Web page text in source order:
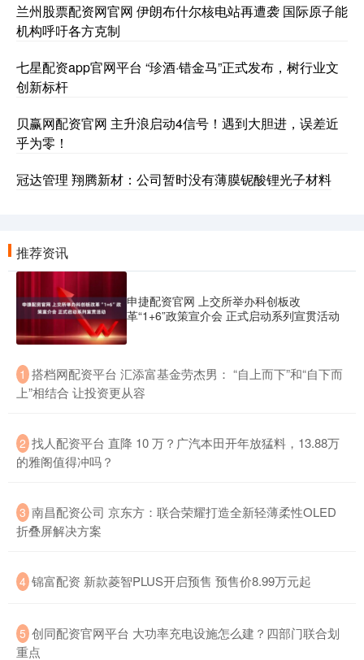
兰州股票配资网官网 伊朗布什尔核电站再遭袭 国际原子能
机构呼吁各方克制
七星配资app官网平台 “珍酒·错金马”正式发布，树行业文
创新标杆
贝赢网配资官网 主升浪启动4信号！遇到大胆进，误差近
乎为零！
冠达管理 翔腾新材：公司暂时没有薄膜铌酸锂光子材料
推荐资讯
申捷配资官网 上交所举办科创板改
革“1+6”政策宣介会 正式启动系列宣贯活动
1 ​搭档网配资平台 汇添富基金劳杰男： “自上而下”和“自下而
上”相结合 让投资更从容
2 ​找人配资平台 直降 10 万？广汽本田开年放猛料，13.88万
的雅阁值得冲吗？
3 ​南昌配资公司 京东方：联合荣耀打造全新轻薄柔性OLED
折叠屏解决方案
4 ​锦富配资 新款菱智PLUS开启预售 预售价8.99万元起
5 ​创同配资官网平台 大功率充电设施怎么建？四部门联合划
重点